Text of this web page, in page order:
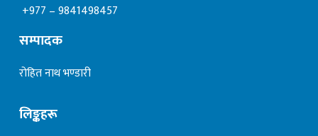
+977 – 9841498457
सम्पादक
रोहित नाथ भण्डारी
लिङ्कहरू